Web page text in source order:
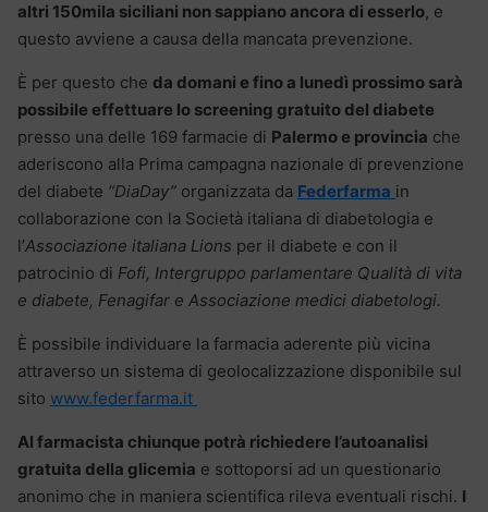
altri 150mila siciliani non sappiano ancora di esserlo, e
questo avviene a causa della mancata prevenzione.
È per questo che da domani e fino a lunedì prossimo sarà
possibile effettuare lo screening gratuito del diabete
presso una delle 169 farmacie di Palermo e provincia che
aderiscono alla Prima campagna nazionale di prevenzione
del diabete “DiaDay” organizzata da Federfarma in
collaborazione con la Società italiana di diabetologia e
l’Associazione italiana Lions per il diabete e con il
patrocinio di Fofi, Intergruppo parlamentare Qualità di vita
e diabete, Fenagifar e Associazione medici diabetologi.
È possibile individuare la farmacia aderente più vicina
attraverso un sistema di geolocalizzazione disponibile sul
sito www.federfarma.it
Al farmacista chiunque potrà richiedere l’autoanalisi
gratuita della glicemia e sottoporsi ad un questionario
anonimo che in maniera scientifica rileva eventuali rischi. I